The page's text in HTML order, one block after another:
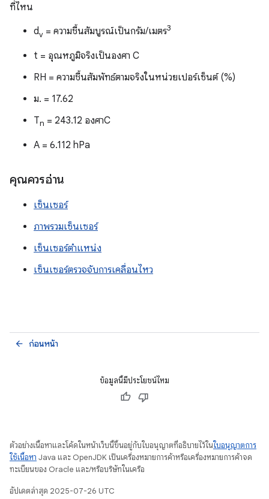
ที่ไหน
dv = ความชื้นสัมบูรณ์เป็นกรัม/เมตร3
t = อุณหภูมิจริงเป็นองศา C
RH = ความชื้นสัมพัทธ์ตามจริงในหน่วยเปอร์เซ็นต์ (%)
ม. = 17.62
Tn = 243.12 องศาC
A = 6.112 hPa
คุณควรอ่าน
เซ็นเซอร์
ภาพรวมเซ็นเซอร์
เซ็นเซอร์ตำแหน่ง
เซ็นเซอร์ตรวจจับการเคลื่อนไหว
ก่อนหน้า
arrow_back
ข้อมูลนี้มีประโยชน์ไหม
ตัวอย่างเนื้อหาและโค้ดในหน้าเว็บนี้ขึ้นอยู่กับใบอนุญาตที่อธิบายไว้ในใบอนุญาตการ
ใช้เนื้อหา Java และ OpenJDK เป็นเครื่องหมายการค้าหรือเครื่องหมายการค้าจด
ทะเบียนของ Oracle และ/หรือบริษัทในเครือ
อัปเดตล่าสุด 2025-07-26 UTC